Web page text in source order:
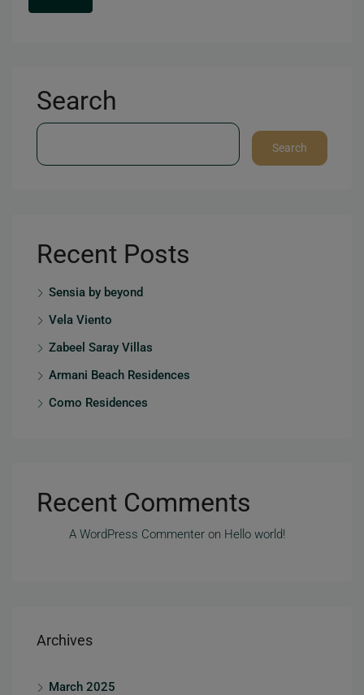
Search
Search
Recent Posts
Sensia by beyond
Vela Viento
Zabeel Saray Villas
Armani Beach Residences
Como Residences
Recent Comments
A WordPress Commenter on Hello world!
Archives
March 2025